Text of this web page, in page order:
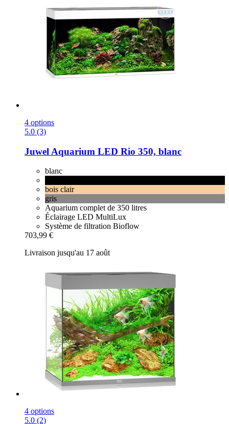
4 options
5.0 (3)
Juwel Aquarium LED Rio 350, blanc
blanc
bois clair
gris
Aquarium complet de 350 litres
Éclairage LED MultiLux
Système de filtration Bioflow
703,99 €
Livraison jusqu'au 17 août
4 options
5.0 (2)